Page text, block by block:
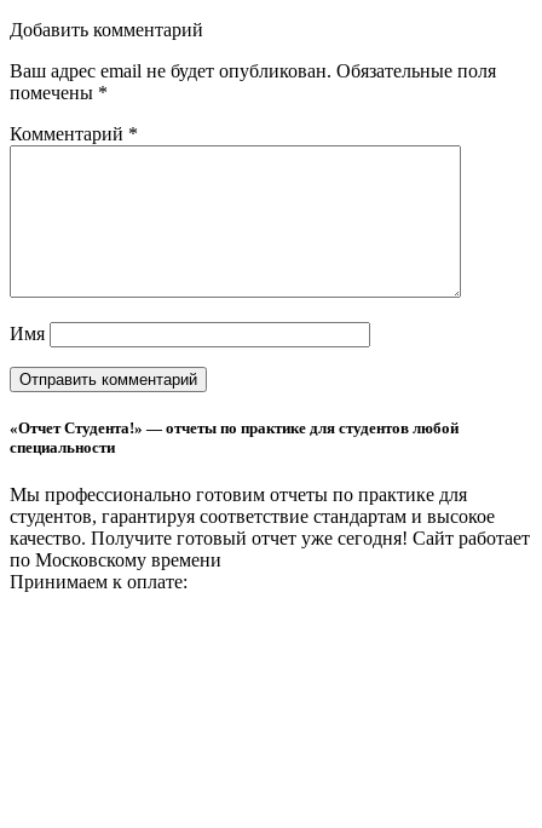
Добавить комментарий
Ваш адрес email не будет опубликован. Обязательные поля
помечены *
Комментарий *
Имя
«Отчет Студента!» — отчеты по практике для студентов любой
специальности
Мы профессионально готовим отчеты по практике для
студентов, гарантируя соответствие стандартам и высокое
качество. Получите готовый отчет уже сегодня! Сайт работает
по Московскому времени
Принимаем к оплате: